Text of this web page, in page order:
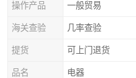
操作产品 一般贸易
海关查验 几率查验
提货 可上门退货
品名 电器